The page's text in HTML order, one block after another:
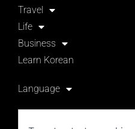
Travel
Life
Business
Learn Korean
Language